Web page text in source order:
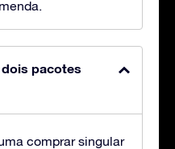
pacotes
comprar singular